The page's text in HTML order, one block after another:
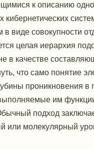
к описанию
кибернетических
в виде совокупности
целая иерархия
в качестве
что само понятие
проникновения в
им
подход
или молекулярный